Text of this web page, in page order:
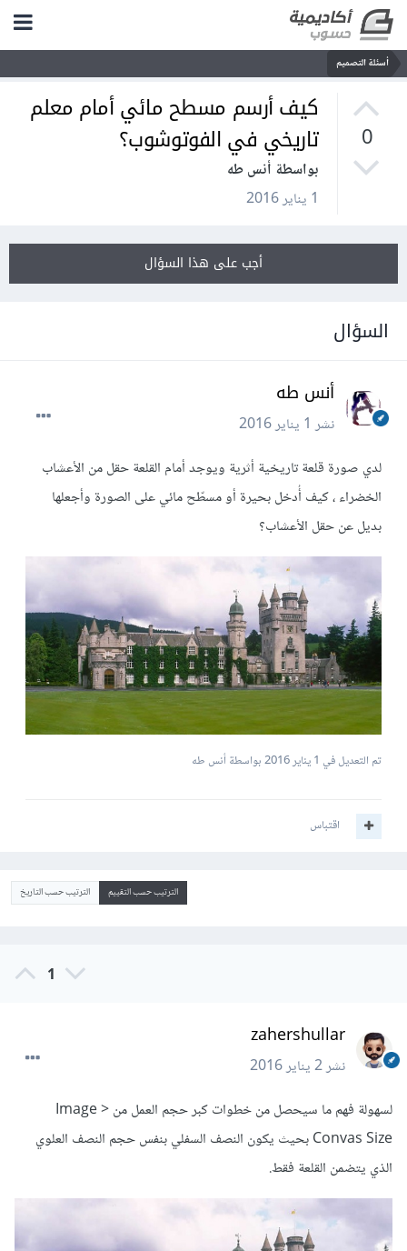
أسئلة التصميم
0
كيف أرسم مسطح مائي أمام معلم
تاريخي في الفوتوشوب؟
بواسطة أنس طه
1 يناير 2016
أجب على هذا السؤال
السؤال
أنس طه
نشر1 يناير 2016
لدي صورة قلعة تاريخية أثرية ويوجد أمام القلعة حقل من الأعشاب
الخضراء ، كيف أُدخل بحيرة أو مسطّح مائي على الصورة وأجعلها
بديل عن حقل الأعشاب؟
تم التعديل في 1 يناير 2016 بواسطة أنس طه
اقتباس
الترتيب حسب التقييم الترتيب حسب التاريخ
1
zahershullar
نشر2 يناير 2016
لسهولة فهم ما سيحصل من خطوات كبر حجم العمل من Image >
Convas Size بحيث يكون النصف السفلي بنفس حجم النصف العلوي
الذي يتضمن القلعة فقط.